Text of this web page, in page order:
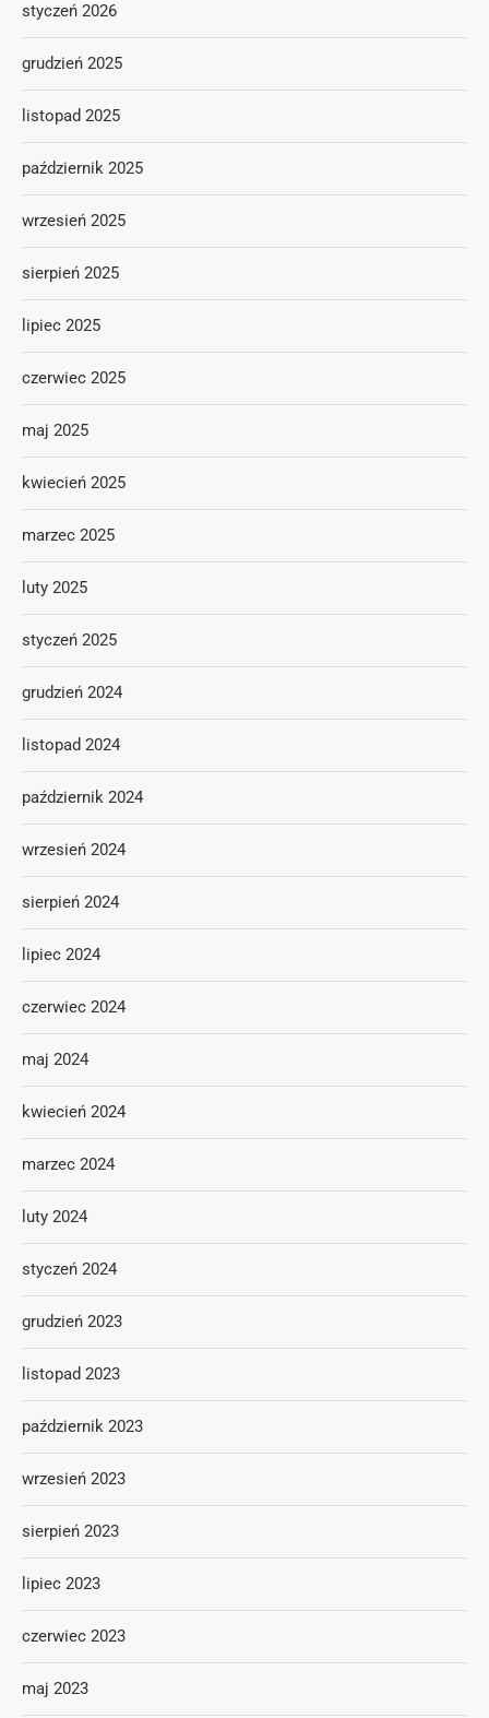
styczeń 2026
grudzień 2025
listopad 2025
październik 2025
wrzesień 2025
sierpień 2025
lipiec 2025
czerwiec 2025
maj 2025
kwiecień 2025
marzec 2025
luty 2025
styczeń 2025
grudzień 2024
listopad 2024
październik 2024
wrzesień 2024
sierpień 2024
lipiec 2024
czerwiec 2024
maj 2024
kwiecień 2024
marzec 2024
luty 2024
styczeń 2024
grudzień 2023
listopad 2023
październik 2023
wrzesień 2023
sierpień 2023
lipiec 2023
czerwiec 2023
maj 2023